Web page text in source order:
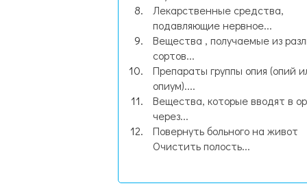
Лекарственные средства,
подавляющие нервное...
Вещества , получаемые из
сортов...
Препараты группы опия (опий
опиум)....
Вещества, которые вводят в
через...
Повернуть больного на живот
Очистить полость...